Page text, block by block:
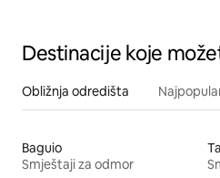
Destinacije koje
Obližnja odredišta
Baguio
Smještaji za odmor